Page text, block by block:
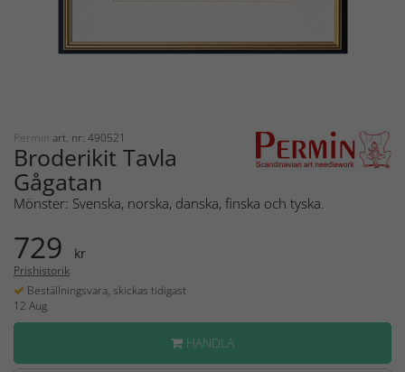
Permin art. nr: 490521
Broderikit Tavla
Gågatan
Mönster: Svenska, norska, danska, finska och tyska.
729 kr
Prishistorik
Beställningsvara, skickas tidigast
12 Aug
HANDLA